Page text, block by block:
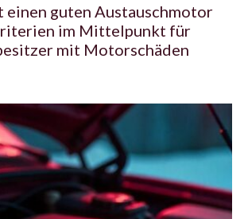
einen guten Austauschmotor
im Mittelpunkt für
mit Motorschäden